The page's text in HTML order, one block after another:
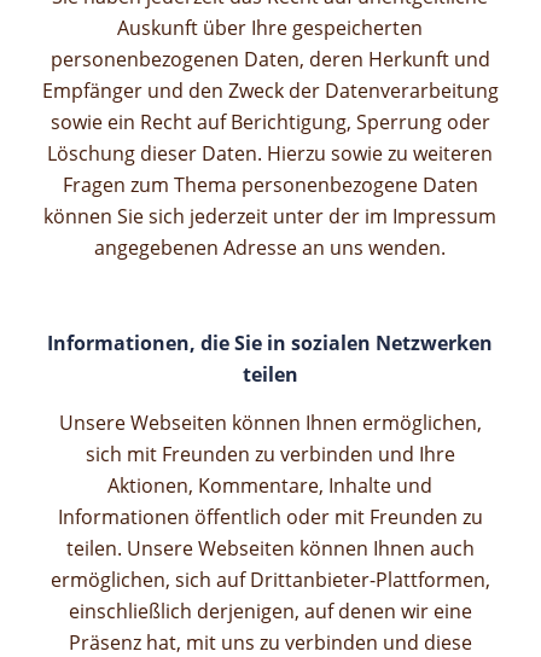
Auskunft über Ihre gespeicherten
personenbezogenen Daten, deren Herkunft und
Empfänger und den Zweck der Datenverarbeitung
sowie ein Recht auf Berichtigung, Sperrung oder
Löschung dieser Daten. Hierzu sowie zu weiteren
Fragen zum Thema personenbezogene Daten
können Sie sich jederzeit unter der im Impressum
angegebenen Adresse an uns wenden.
Informationen, die Sie in sozialen Netzwerken
teilen
Unsere Webseiten können Ihnen ermöglichen,
sich mit Freunden zu verbinden und Ihre
Aktionen, Kommentare, Inhalte und
Informationen öffentlich oder mit Freunden zu
teilen. Unsere Webseiten können Ihnen auch
ermöglichen, sich auf Drittanbieter-Plattformen,
einschließlich derjenigen, auf denen wir eine
Präsenz hat, mit uns zu verbinden und diese